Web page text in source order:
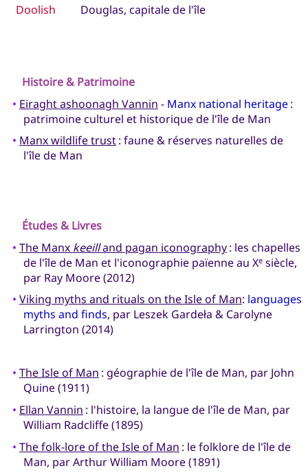
Doolish
Douglas, capitale de l'île
Histoire & Patrimoine
• Eiraght ashoonagh Vannin - Manx national heritage:
patrimoine culturel et historique de l'île de Man
• Manx wildlife trust: faune & réserves naturelles de
l'île de Man
Études & Livres
• The Manx keeilland pagan iconography: les chapelles
de l'île de Man et l'iconographie païenne au Xesiècle,
par Ray Moore (2012)
• Viking myths and rituals on the Isle of Man: languages
myths and finds, par Leszek Gardeła & Carolyne
Larrington (2014)
• The Isle of Man : géographie de l'île de Man, par John
Quine (1911)
• Ellan Vannin : l'histoire, la langue de l'île de Man, par
William Radcliffe (1895)
• The folk-lore of the Isle of Man : le folklore de l'île de
Man, par Arthur William Moore (1891)